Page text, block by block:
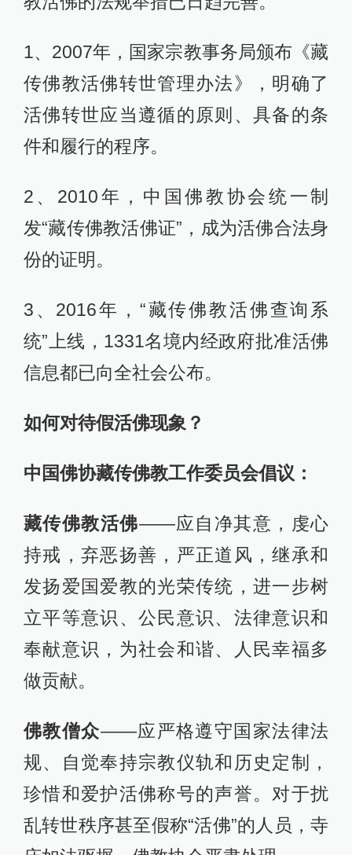
1、2007年，国家宗教事务局颁布《藏
传佛教活佛转世管理办法》，明确了
活佛转世应当遵循的原则、具备的条
件和履行的程序。
2、2010年，中国佛教协会统一制
发“藏传佛教活佛证”，成为活佛合法身
份的证明。
3、2016年，“藏传佛教活佛查询系
统”上线，1331名境内经政府批准活佛
信息都已向全社会公布。
如何对待假活佛现象？
中国佛协藏传佛教工作委员会倡议：
藏传佛教活佛——应自净其意，虔心
持戒，弃恶扬善，严正道风，继承和
发扬爱国爱教的光荣传统，进一步树
立平等意识、公民意识、法律意识和
奉献意识，为社会和谐、人民幸福多
做贡献。
佛教僧众——应严格遵守国家法律法
规、自觉奉持宗教仪轨和历史定制，
珍惜和爱护活佛称号的声誉。对于扰
乱转世秩序甚至假称“活佛”的人员，寺